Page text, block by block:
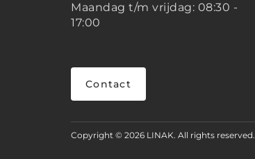
Maandag t/m vrijdag: 08:30 -
17:00
Contact
Copyright © 2026 LINAK. All rights reserved.